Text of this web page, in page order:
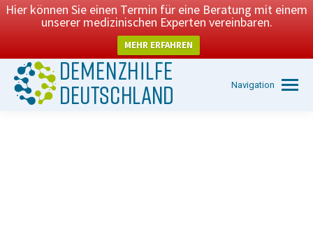
Hier können Sie einen Termin für eine Beratung mit einem
unserer medizinischen Experten vereinbaren.
MEHR ERFAHREN
Navigation